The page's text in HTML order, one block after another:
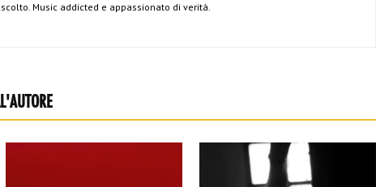
Music addicted e appassionato di verità.